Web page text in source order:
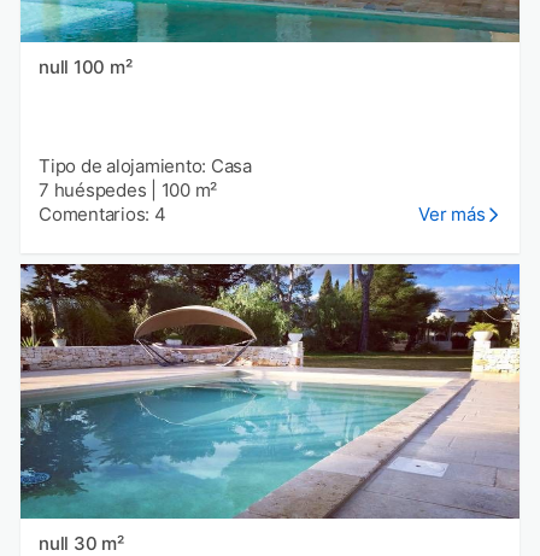
null 100 m²
Tipo de alojamiento: Casa
7 huéspedes
100 m²
Comentarios: 4
Ver más
null 30 m²